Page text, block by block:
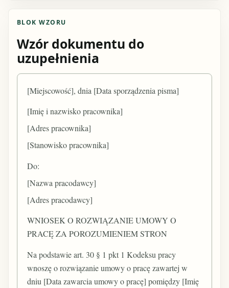
BLOK WZORU
Wzór dokumentu do
uzupełnienia
[Miejscowość], dnia [Data sporządzenia pisma]
[Imię i nazwisko pracownika]
[Adres pracownika]
[Stanowisko pracownika]
Do:
[Nazwa pracodawcy]
[Adres pracodawcy]
WNIOSEK O ROZWIĄZANIE UMOWY O
PRACĘ ZA POROZUMIENIEM STRON
Na podstawie art. 30 § 1 pkt 1 Kodeksu pracy
wnoszę o rozwiązanie umowy o pracę zawartej w
dniu [Data zawarcia umowy o pracę] pomiędzy [Imię